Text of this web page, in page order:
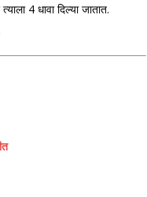
4 धावा दिल्या जातात.